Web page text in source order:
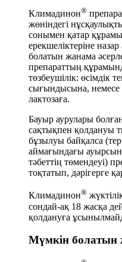
Климадинон®
жөніндегі
сонымен қатар
ерекшеліктеріне
болатын жанама
препараттың
төзбеушілік: өсімдік
сығындысына, немесе
лактозаға.
Бауыр аурулары
сақтықпен қолдануы
бұзылуы байқалса
аймағындағы
тәбеттің төмендеуі)
тоқтатып, дәрігерге
Климадинон®
сондай-ақ 18 жасқа
қолдануға
Мүмкін болатын